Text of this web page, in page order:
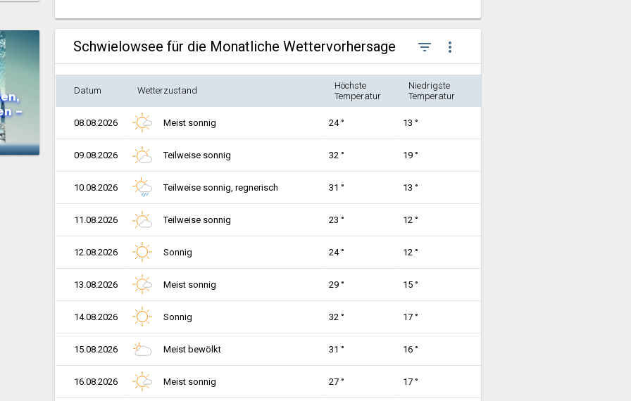
–
Schwielowsee für die Monatliche Wettervorhersage filter_list more_vert
Datum Wetterzustand
Höchste
Temperatur
Niedrigste
Temperatur
08.08.2026 Meist sonnig 24 ° 13 °
09.08.2026 Teilweise sonnig 32 ° 19 °
10.08.2026 Teilweise sonnig, regnerisch 31 ° 13 °
11.08.2026 Teilweise sonnig 23 ° 12 °
12.08.2026 Sonnig 24 ° 12 °
13.08.2026 Meist sonnig 29 ° 15 °
14.08.2026 Sonnig 32 ° 17 °
15.08.2026 Meist bewölkt 31 ° 16 °
16.08.2026 Meist sonnig 27 ° 17 °